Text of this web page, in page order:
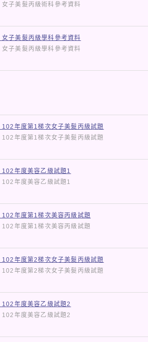
女子美髮丙級術科參考資料
女子美髮丙級學科參考資料
女子美髮丙級學科參考資料
102年度第1梯次女子美髮丙級試題
102年度第1梯次女子美髮丙級試題
102年度美容乙級試題1
102年度美容乙級試題1
102年度第1梯次美容丙級試題
102年度第1梯次美容丙級試題
102年度第2梯次女子美髮丙級試題
102年度第2梯次女子美髮丙級試題
102年度美容乙級試題2
102年度美容乙級試題2